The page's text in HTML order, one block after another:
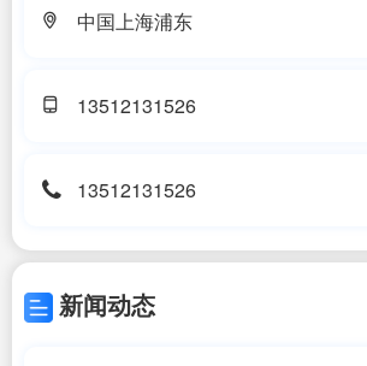
中国上海浦东
13512131526
13512131526
新闻动态